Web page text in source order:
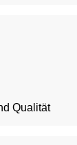
Qualität